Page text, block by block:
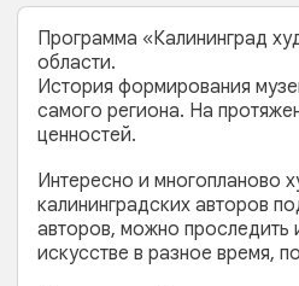
Программа «Калининград
области.
История формирования
самого региона. На
ценностей.
Интересно и многопланово
калининградских авторов
авторов, можно проследить
искусстве в разное время,